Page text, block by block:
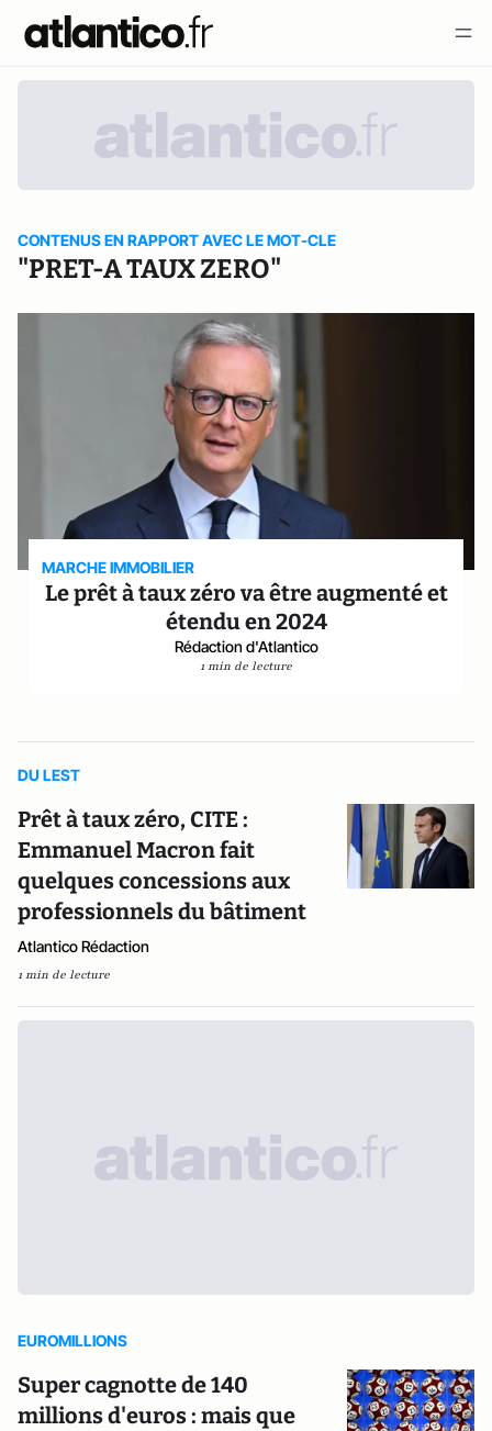
CONTENUS EN RAPPORT AVEC LE MOT-CLE
"PRET-A TAUX ZERO"
MARCHE IMMOBILIER
Le prêt à taux zéro va être augmenté et
étendu en 2024
Rédaction d'Atlantico
1 min de lecture
DU LEST
Prêt à taux zéro, CITE :
Emmanuel Macron fait
quelques concessions aux
professionnels du bâtiment
Atlantico Rédaction
1 min de lecture
EUROMILLIONS
Super cagnotte de 140
millions d'euros : mais que